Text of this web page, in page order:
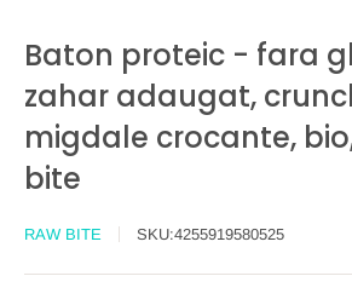
Baton proteic - fara
zahar adaugat,
migdale crocante,
bite
RAW BITE SKU:4255919580525